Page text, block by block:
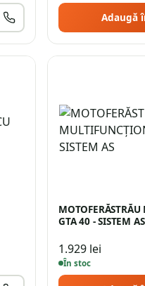
Adaugă
GTA 40 - SISTEM AS
1.929 lei
În stoc